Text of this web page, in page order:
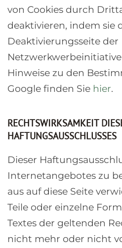
von Cookies durch
deaktivieren, indem sie
Deaktivierungsseite der
Hinweise zu den
Google finden Sie hier.
RECHTSWIRKSAMKEIT
HAFTUNGSAUSSCHLUSSES
Dieser
Internetangebotes zu
aus auf diese Seite
Teile oder einzelne
Textes der geltenden
nicht mehr oder nicht